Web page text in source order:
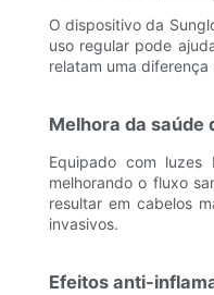
O dispositivo da
uso regular pode
relatam uma
Melhora da saúde
Equipado com luzes
melhorando o fluxo
resultar em cabelos
invasivos.
Efeitos anti-